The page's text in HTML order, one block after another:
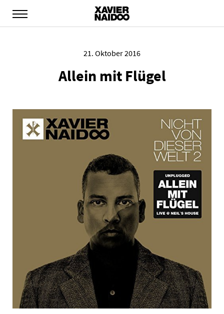
21. Oktober 2016
Allein mit Flügel